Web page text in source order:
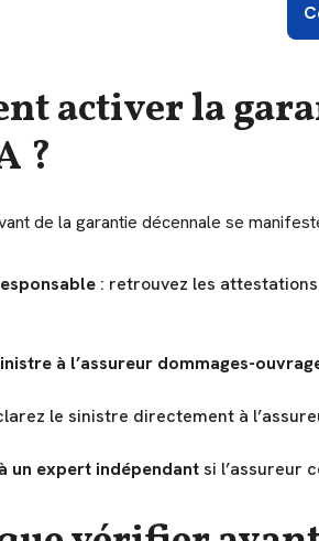
activer la
?
de la garantie décennale se
: retrouvez les
à l’assureur dommages-
le sinistre directement à
un expert indépendantsi l’assureur